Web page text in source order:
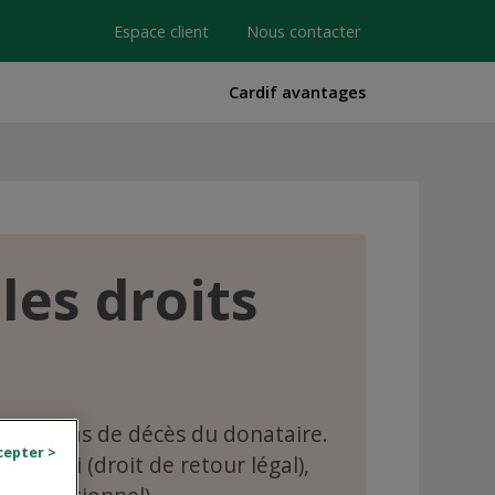
Espace client Nous contacter
Cardif avantages
droits
en cas de décès du donataire.
la loi (droit de retour légal),